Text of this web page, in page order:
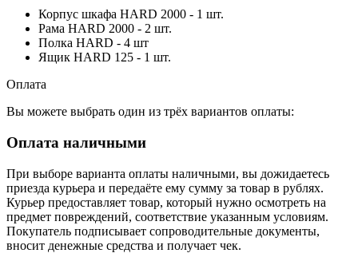
Корпус шкафа HARD 2000 - 1 шт.
Рама HARD 2000 - 2 шт.
Полка HARD - 4 шт
Ящик HARD 125 - 1 шт.
Оплата
Вы можете выбрать один из трёх вариантов оплаты:
Оплата наличными
При выборе варианта оплаты наличными, вы дожидаетесь
приезда курьера и передаёте ему сумму за товар в рублях.
Курьер предоставляет товар, который нужно осмотреть на
предмет повреждений, соответствие указанным условиям.
Покупатель подписывает сопроводительные документы,
вносит денежные средства и получает чек.